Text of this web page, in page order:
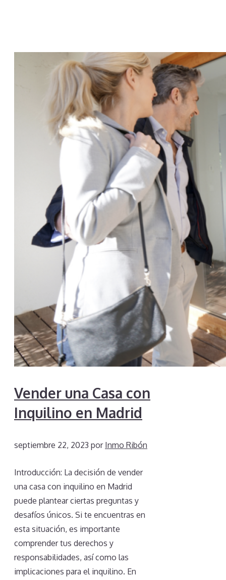
Vender una Casa con
Inquilino en Madrid
septiembre 22, 2023 por Inmo Ribón
Introducción: La decisión de vender
una casa con inquilino en Madrid
puede plantear ciertas preguntas y
desafíos únicos. Si te encuentras en
esta situación, es importante
comprender tus derechos y
responsabilidades, así como las
implicaciones para el inquilino. En